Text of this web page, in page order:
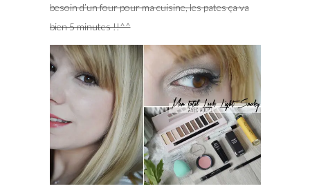
besoin d’un four pour ma cuisine, les pates ça va
bien 5 minutes !!^^